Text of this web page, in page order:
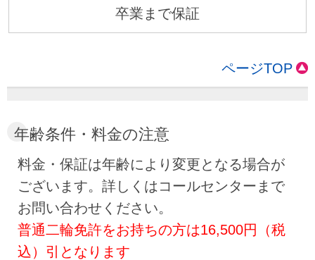
卒業まで保証
ページTOP
年齢条件・料金の注意
料金・保証は年齢により変更となる場合が
ございます。詳しくはコールセンターまで
お問い合わせください。
普通二輪免許をお持ちの方は16,500円（税
込）引となります